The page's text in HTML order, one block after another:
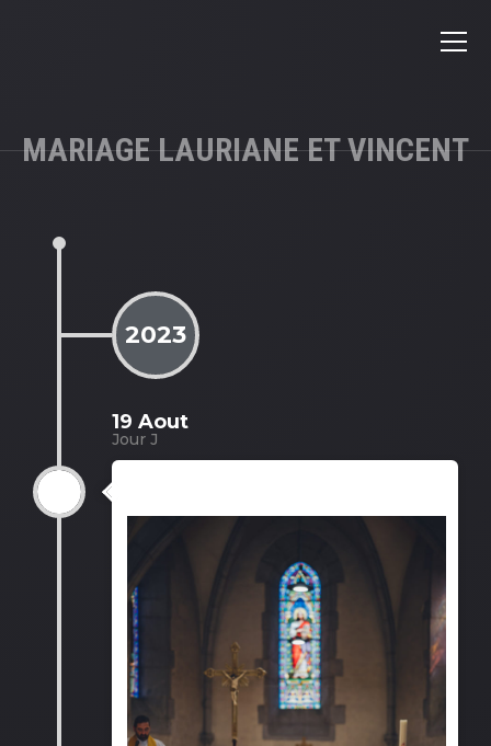
MARIAGE LAURIANE ET VINCENT
2023
19 Aout
Jour J